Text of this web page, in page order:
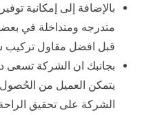
بالإضافة إلى إمكانية
متدرجه ومتداخلة في
قبل افضل مقاول تركيب
بجانبك ان الشركة تسعى
يتمكن العميل من
الشركة على تحقيق